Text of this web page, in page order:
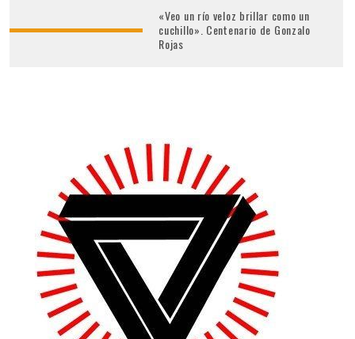
«Veo un río veloz brillar como un
cuchillo». Centenario de Gonzalo
Rojas